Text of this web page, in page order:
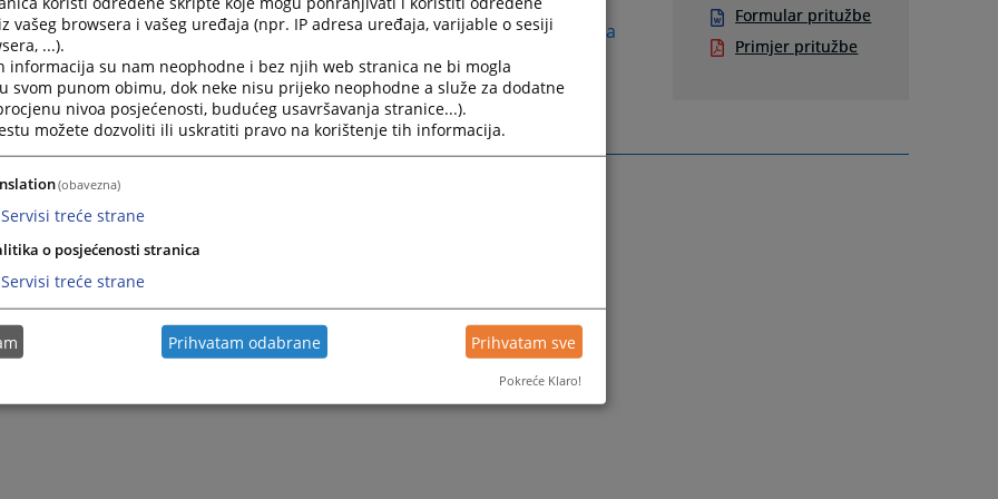
adresu Osnovnog suda u Prnjavoru:ossud-prnjavor@pravosudje.ba
Formular pritužbe
Primjer pritužbe
vašeg browsera i vašeg uređaja (npr. IP adresa uređaja, varijable o sesiji
...).
informacija su nam neophodne i bez njih web stranica ne bi mogla
svom punom obimu, dok neke nisu prijeko neophodne a služe za dodatne
nivoa posjećenosti, budućeg usavršavanja stranice...).
možete dozvoliti ili uskratiti pravo na korištenje tih informacija.
(obavezna)
Servisi treće strane
o posjećenosti stranica
Servisi treće strane
Prihvatam odabrane Prihvatam sve
Pokreće Klaro!